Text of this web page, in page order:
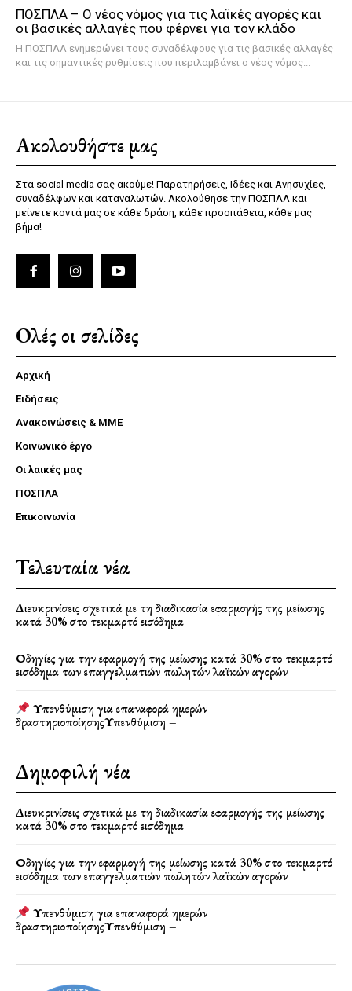
ΠΟΣΠΛΑ – Ο νέος νόμος για τις λαϊκές αγορές και
οι βασικές αλλαγές που φέρνει για τον κλάδο
Η ΠΟΣΠΛΑ ενημερώνει τους συναδέλφους για τις βασικές αλλαγές
και τις σημαντικές ρυθμίσεις που περιλαμβάνει ο νέος νόμος...
Ακολουθήστε μας
Στα social media σας ακούμε! Παρατηρήσεις, Ιδέες και Ανησυχίες,
συναδέλφων και καταναλωτών. Ακολούθησε την ΠΟΣΠΛΑ και
μείνετε κοντά μας σε κάθε δράση, κάθε προσπάθεια, κάθε μας
βήμα!
Ολές οι σελίδες
Αρχική
Ειδήσεις
Ανακοινώσεις & ΜΜΕ
Κοινωνικό έργο
Οι λαικές μας
ΠΟΣΠΛΑ
Επικοινωνία
Τελευταία νέα
Διευκρινίσεις σχετικά με τη διαδικασία εφαρμογής της μείωσης
κατά 30% στο τεκμαρτό εισόδημα
Οδηγίες για την εφαρμογή της μείωσης κατά 30% στο τεκμαρτό
εισόδημα των επαγγελματιών πωλητών λαϊκών αγορών
Υπενθύμιση για επαναφορά ημερών
δραστηριοποίησηςΥπενθύμιση –
Δημοφιλή νέα
Διευκρινίσεις σχετικά με τη διαδικασία εφαρμογής της μείωσης
κατά 30% στο τεκμαρτό εισόδημα
Οδηγίες για την εφαρμογή της μείωσης κατά 30% στο τεκμαρτό
εισόδημα των επαγγελματιών πωλητών λαϊκών αγορών
Υπενθύμιση για επαναφορά ημερών
δραστηριοποίησηςΥπενθύμιση –